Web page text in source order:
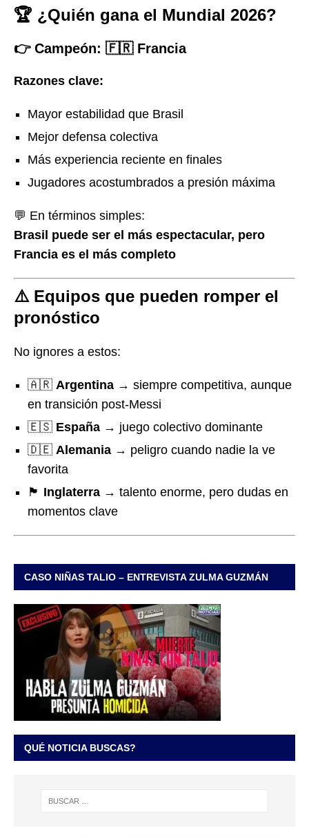
🏆 ¿Quién gana el Mundial 2026?
👉 Campeón: 🇫🇷 Francia
Razones clave:
Mayor estabilidad que Brasil
Mejor defensa colectiva
Más experiencia reciente en finales
Jugadores acostumbrados a presión máxima
💬 En términos simples:
Brasil puede ser el más espectacular, pero
Francia es el más completo
⚠️ Equipos que pueden romper el
pronóstico
No ignores a estos:
🇦🇷 Argentina → siempre competitiva, aunque
en transición post-Messi
🇪🇸 España → juego colectivo dominante
🇩🇪 Alemania → peligro cuando nadie la ve
favorita
🏴 Inglaterra → talento enorme, pero dudas en
momentos clave
CASO NIÑAS TALIO – ENTREVISTA ZULMA GUZMÁN
QUÉ NOTICIA BUSCAS?